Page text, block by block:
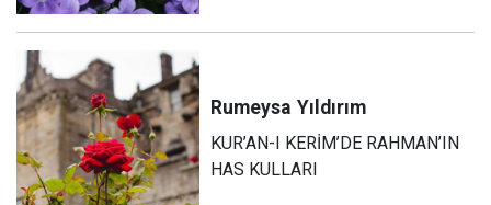
Rumeysa Yıldırım
KUR’AN-I KERİM’DE RAHMAN’IN
HAS KULLARI